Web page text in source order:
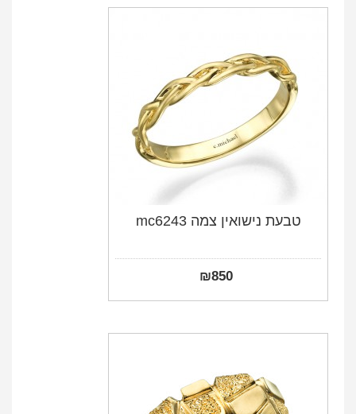
טבעת נישואין צמה mc6243
₪850